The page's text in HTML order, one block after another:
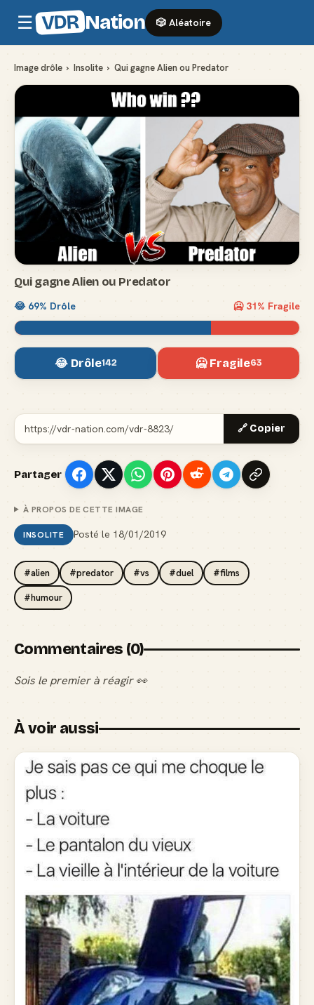
☰ VDR Nation 🎲 Aléatoire
Image drôle › Insolite › Qui gagne Alien ou Predator
Qui gagne Alien ou Predator
😂 69% Drôle 🥶 31% Fragile
😂 Drôle142 🥶 Fragile63
🔗 Copier
Partager
À PROPOS DE CETTE IMAGE
INSOLITE Posté le 18/01/2019
#alien #predator #vs #duel #films
#humour
Commentaires (0)
Sois le premier à réagir 👀
À voir aussi